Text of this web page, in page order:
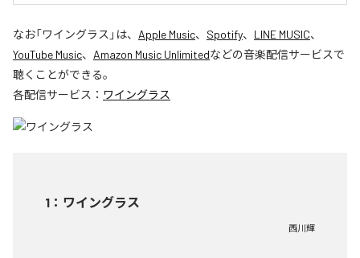
なお「ワイングラス 」は、 Apple Music、 Spotify、 LINE MUSIC、
YouTube Music、 Amazon Music Unlimitedなどの音楽配信サービスで
聴くことができる。
各配信サービス： ワイングラス
1 ： ワイングラス
西川輝